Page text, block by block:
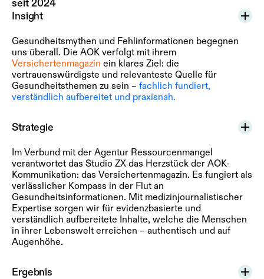
seit 2024
Insight
Gesundheitsmythen und Fehlinformationen begegnen
uns überall. Die AOK verfolgt mit ihrem
Versichertenmagazin ein klares Ziel: die
vertrauenswürdigste und relevanteste Quelle für
Gesundheitsthemen zu sein – fachlich fundiert,
verständlich aufbereitet und praxisnah.
Strategie
Im Verbund mit der Agentur Ressourcenmangel
verantwortet das Studio ZX das Herzstück der AOK-
Kommunikation: das Versichertenmagazin. Es fungiert als
verlässlicher Kompass in der Flut an
Gesundheitsinformationen. Mit medizinjournalistischer
Expertise sorgen wir für evidenzbasierte und
verständlich aufbereitete Inhalte, welche die Menschen
in ihrer Lebenswelt erreichen – authentisch und auf
Augenhöhe.
Ergebnis